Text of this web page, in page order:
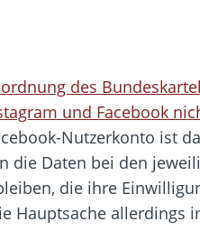
des
und Facebook
Nutzerkonto ist
Daten bei den
die ihre
Hauptsache allerdings